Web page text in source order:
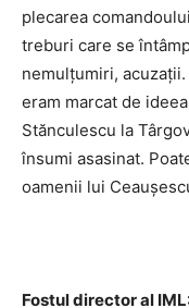
plecarea
treburi care se
nemulţumiri,
eram marcat de
Stănculescu la
însumi asasinat.
oamenii lui
Fostul director al